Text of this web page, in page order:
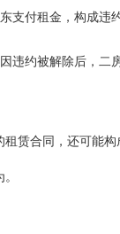
支付租金，‌构成违
违约被解除后，‌
赁合同，‌还可能